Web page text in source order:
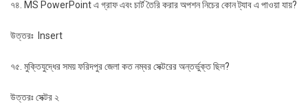
৭৪. MS PowerPoint এ গ্রাফ এবং চার্ট তৈরি করার অপশন নিচের কোন ট্যাব এ পাওয়া যায়?
উত্তরঃ Insert
৭৫. মুক্তিযুদ্ধের সময় ফরিদপুর জেলা কত নম্বর সেক্টরের অন্তর্ভুক্ত ছিল?
উত্তরঃ সেক্টর ২